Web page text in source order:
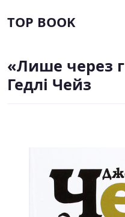
TOP BOOK
«Лише через
Гедлі Чейз